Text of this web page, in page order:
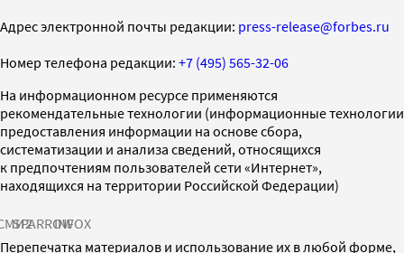
Адрес электронной почты редакции: press-release@forbes.ru
Номер телефона редакции: +7 (495) 565-32-06
На информационном ресурсе применяются
рекомендательные технологии (информационные технологии
предоставления информации на основе сбора,
систематизации и анализа сведений, относящихся
к предпочтениям пользователей сети «Интернет»,
находящихся на территории Российской Федерации)
SPARROWINFOX
Перепечатка материалов и использование их в любой форме,